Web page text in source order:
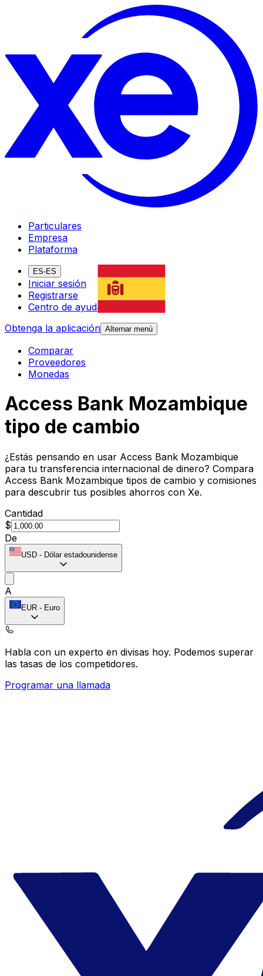
Particulares
Empresa
Plataforma
ES-ES
Iniciar sesión
Registrarse
Centro de ayuda
Obtenga la aplicación Alternar menú
Comparar
Proveedores
Monedas
Access Bank Mozambique
tipo de cambio
¿Estás pensando en usar Access Bank Mozambique
para tu transferencia internacional de dinero? Compara
Access Bank Mozambique tipos de cambio y comisiones
para descubrir tus posibles ahorros con Xe.
Cantidad
$
De
USD - Dólar estadounidense
A
EUR - Euro
Habla con un experto en divisas hoy. Podemos superar
las tasas de los competidores.
Programar una llamada